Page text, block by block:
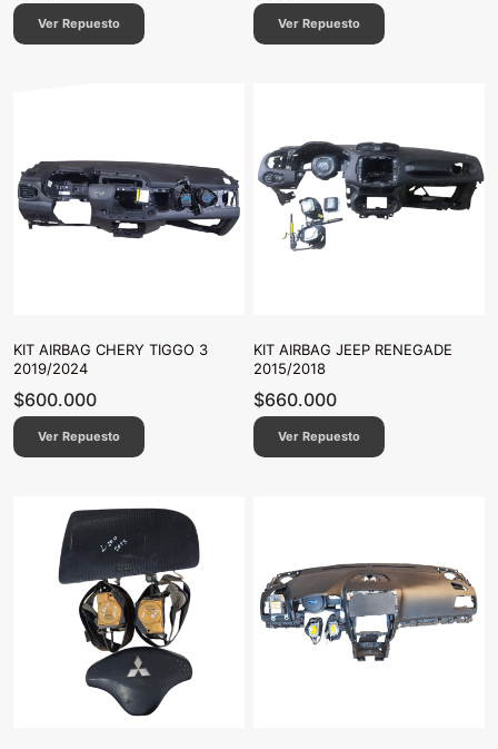
Ver Repuesto Ver Repuesto
KIT AIRBAG CHERY TIGGO 3
2019/2024
$600.000
Ver Repuesto
KIT AIRBAG JEEP RENEGADE
2015/2018
$660.000
Ver Repuesto